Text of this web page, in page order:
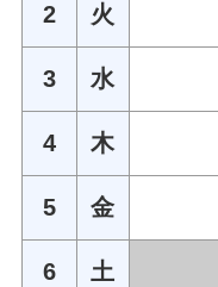
2 火
3 水
4 木
5 金
6 土